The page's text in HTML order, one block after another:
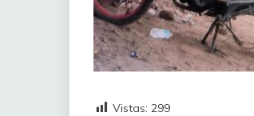
Vistas: 299